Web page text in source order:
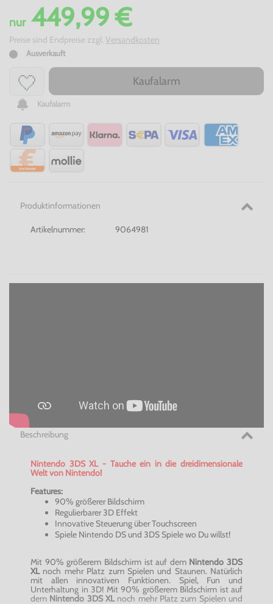
nur449,99 €
Preise sind Endpreise zzgl. Versandkosten
Ausverkauft
Kaufalarm
Kaufalarm
Produktinformationen
Artikelnummer: 9064981
Beschreibung
Nintendo 3DS XL - Tauche ein in die dreidimensionale
Welt von Nintendo!
Features:
90% größerer Bildschirm
Regulierbarer 3D Effekt
Innovative Steuerung über Touchscreen
Spiele Nintendo DS und 3DS Spiele wo Du willst!
Mit 90% größerem Bildschirm ist auf dem Nintendo 3DS
XLnoch mehr Platz zum Spielen und Staunen. Natürlich
mit allen innovativen Funktionen. Spiel, Fun und
Unterhaltung in 3D! Mit 90% größerem Bildschirm ist auf
dem Nintendo 3DS XLnoch mehr Platz zum Spielen und